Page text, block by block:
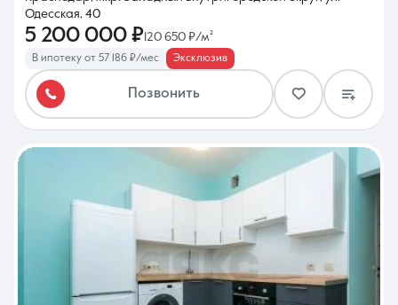
Одесская, 40
5 200 000 ₽ 120 650 ₽/м²
В ипотеку от 57 186 ₽/мес Эксклюзив
Позвонить